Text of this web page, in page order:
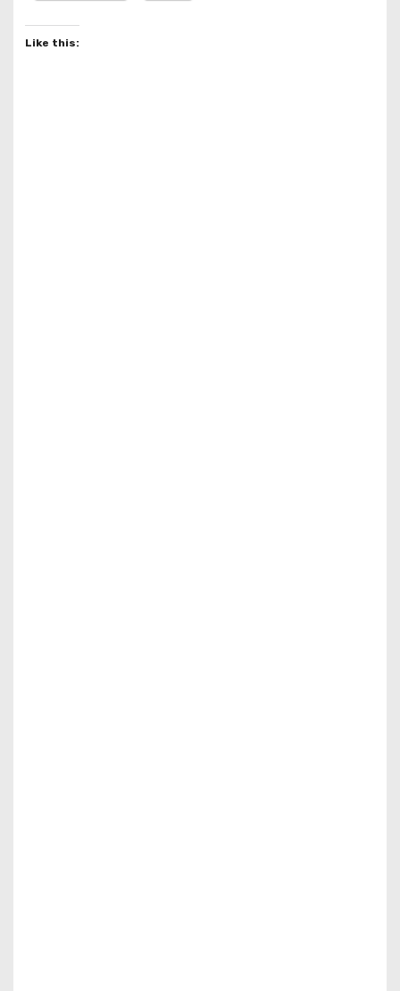
Like this: